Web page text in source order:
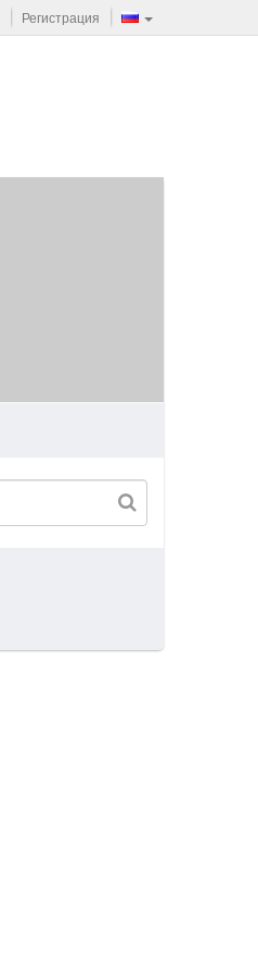
Регистрация